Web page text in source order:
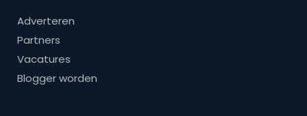
Adverteren
Partners
Vacatures
Blogger worden